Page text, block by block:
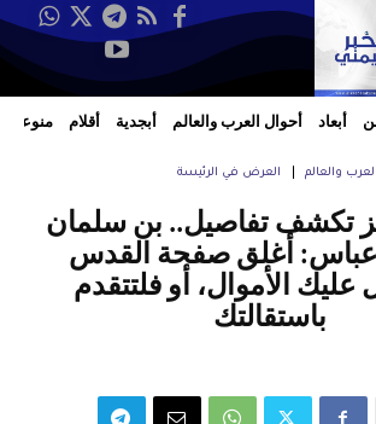
أبعاد أحوال العرب والعالم أبجدية أقلام منوعات
والعالم العرض في الرئيسة
تكشف تفاصيل.. بن سلمان
أغلق صفحة القدس
الأموال، أو فلتتقدم
باستقالتك